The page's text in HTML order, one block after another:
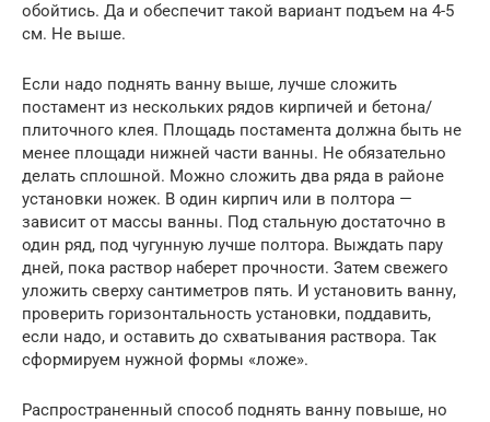
обойтись. Да и обеспечит такой вариант подъем на 4-5
см. Не выше.
Если надо поднять ванну выше, лучше сложить
постамент из нескольких рядов кирпичей и бетона/
плиточного клея. Площадь постамента должна быть не
менее площади нижней части ванны. Не обязательно
делать сплошной. Можно сложить два ряда в районе
установки ножек. В один кирпич или в полтора —
зависит от массы ванны. Под стальную достаточно в
один ряд, под чугунную лучше полтора. Выждать пару
дней, пока раствор наберет прочности. Затем свежего
уложить сверху сантиметров пять. И установить ванну,
проверить горизонтальность установки, поддавить,
если надо, и оставить до схватывания раствора. Так
сформируем нужной формы «ложе».
Распространенный способ поднять ванну повыше, но